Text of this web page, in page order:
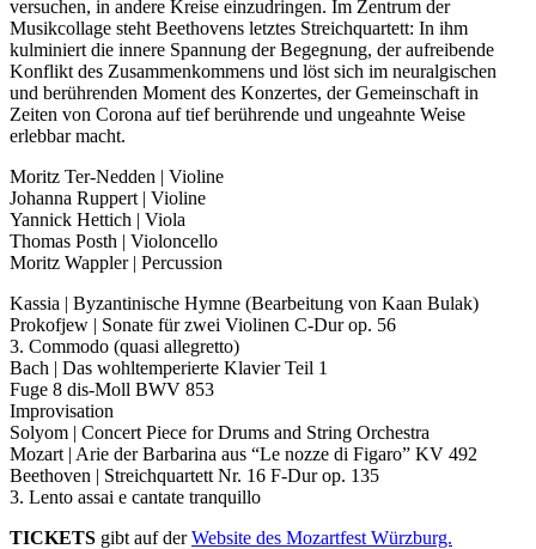
versuchen, in andere Kreise einzudringen. Im Zentrum der
Musikcollage steht Beethovens letztes Streichquartett: In ihm
kulminiert die innere Spannung der Begegnung, der aufreibende
Konflikt des Zusammenkommens und löst sich im neuralgischen
und berührenden Moment des Konzertes, der Gemeinschaft in
Zeiten von Corona auf tief berührende und ungeahnte Weise
erlebbar macht.
Moritz Ter-Nedden | Violine
Johanna Ruppert | Violine
Yannick Hettich | Viola
Thomas Posth | Violoncello
Moritz Wappler | Percussion
Kassia | Byzantinische Hymne (Bearbeitung von Kaan Bulak)
Prokofjew | Sonate für zwei Violinen C-Dur op. 56
3. Commodo (quasi allegretto)
Bach | Das wohltemperierte Klavier Teil 1
Fuge 8 dis-Moll BWV 853
Improvisation
Solyom | Concert Piece for Drums and String Orchestra
Mozart | Arie der Barbarina aus “Le nozze di Figaro” KV 492
Beethoven | Streichquartett Nr. 16 F-Dur op. 135
3. Lento assai e cantate tranquillo
TICKETS gibt auf derWebsite des Mozartfest Würzburg.